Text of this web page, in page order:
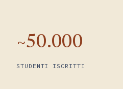
~50.000
STUDENTI ISCRITTI